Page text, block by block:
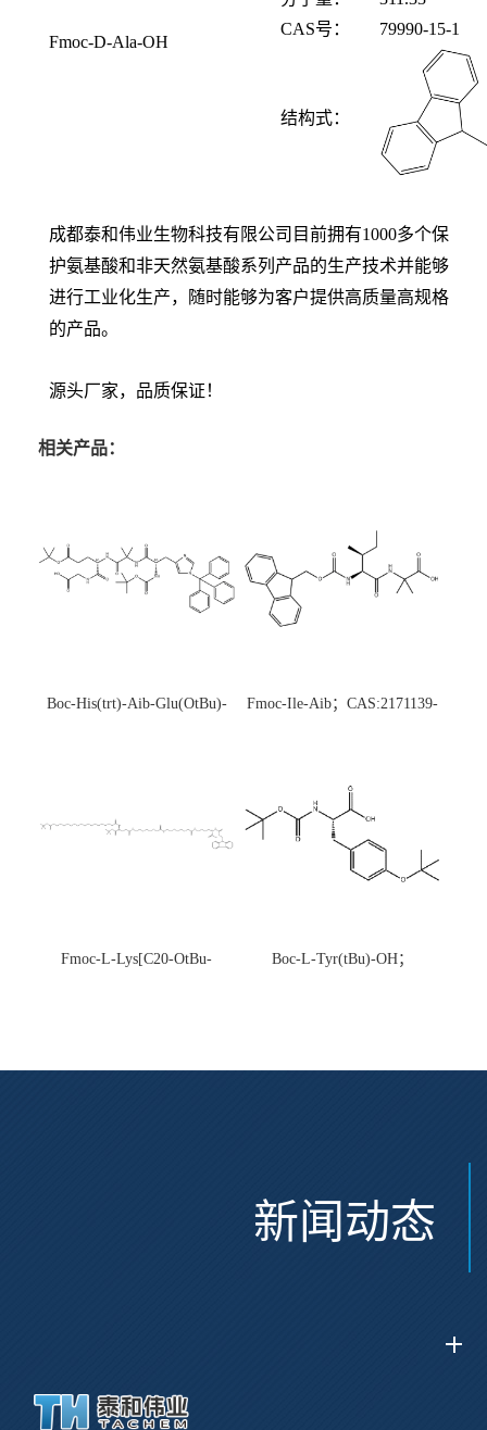
Fmoc-D-Ala-OH
CAS号： 79990-15-1
结构式：
成都泰和伟业生物科技有限公司目前拥有1000多个保
护氨基酸和非天然氨基酸系列产品的生产技术并能够
进行工业化生产，随时能够为客户提供高质量高规格
的产品。
源头厂家，品质保证！
相关产品：
Boc-His(trt)-Aib-Glu(OtBu)-
Fmoc-Ile-Aib；CAS:2171139-
Fmoc-L-Lys[C20-OtBu-
Boc-L-Tyr(tBu)-OH；
新闻动态